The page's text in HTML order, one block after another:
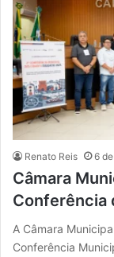
Renato Reis 6
Câmara
Conferência
A Câmara
Conferência